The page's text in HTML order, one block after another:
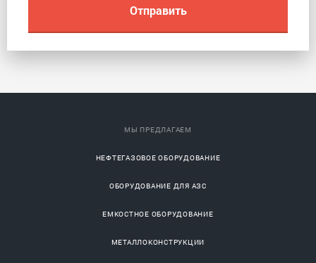
МЫ ПРЕДЛАГАЕМ
НЕФТЕГАЗОВОЕ ОБОРУДОВАНИЕ
ОБОРУДОВАНИЕ ДЛЯ АЗС
ЕМКОСТНОЕ ОБОРУДОВАНИЕ
МЕТАЛЛОКОНСТРУКЦИИ